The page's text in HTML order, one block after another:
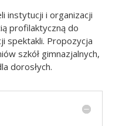
instytucji i organizacji
profilaktyczną do
spektakli. Propozycja
szkół gimnazjalnych,
dorosłych.